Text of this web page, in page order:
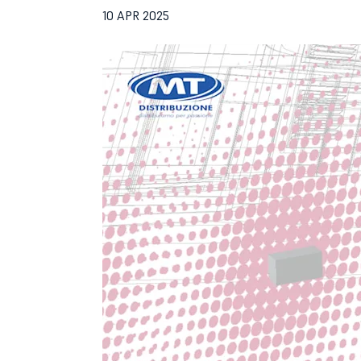
10 APR 2025